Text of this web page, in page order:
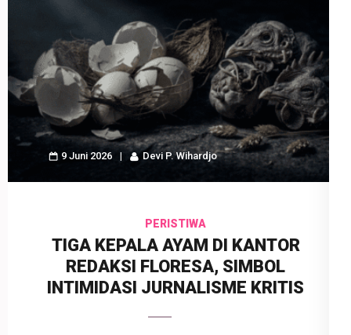
9 Juni 2026 Devi P. Wihardjo
PERISTIWA
TIGA KEPALA AYAM DI KANTOR
REDAKSI FLORESA, SIMBOL
INTIMIDASI JURNALISME KRITIS